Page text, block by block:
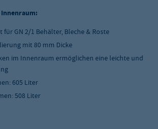
GN 2/1 Behälter, Bleche & Roste
mit 80 mm Dicke
im Innenraum ermöglichen eine leichte und
605 Liter
508 Liter